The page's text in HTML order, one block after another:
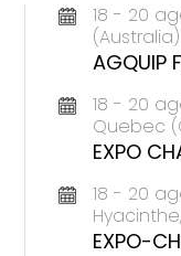
18 - 20
(Australia)
AGQUIP
18 - 20
Quebec
EXPO
18 - 20
EXPO-